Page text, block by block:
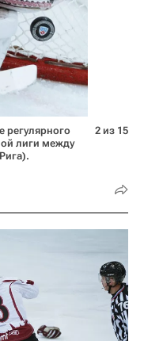
регулярного
лиги между
2 из 15